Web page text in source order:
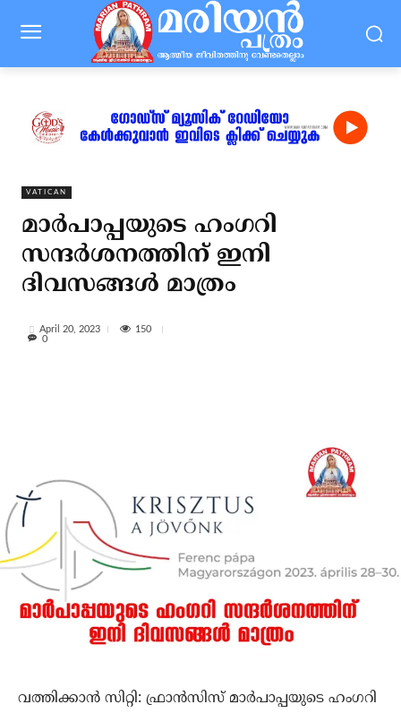
VATICAN
മാര്‍പാപ്പയുടെ ഹംഗറി
സന്ദര്‍ശനത്തിന് ഇനി
ദിവസങ്ങള്‍ മാത്രം
April 20, 2023
150
0
വത്തിക്കാന്‍ സിറ്റി: ഫ്രാന്‍സിസ് മാര്‍പാപ്പയുടെ ഹംഗറി